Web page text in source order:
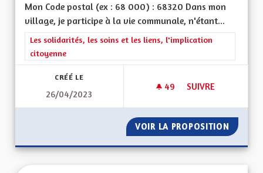
Mon Code postal (ex : 68 000) : 68320 Dans mon
village, je participe à la vie communale, n'étant...
Filtrer les résultats de la catégorie : Les solidarités, les soins
Les solidarités, les soins et les liens, l'implication
citoyenne
CRÉÉ LE
26/04/2023
49 49 ABONNÉS
SUIVRE
VOIR LA PROPOSITION